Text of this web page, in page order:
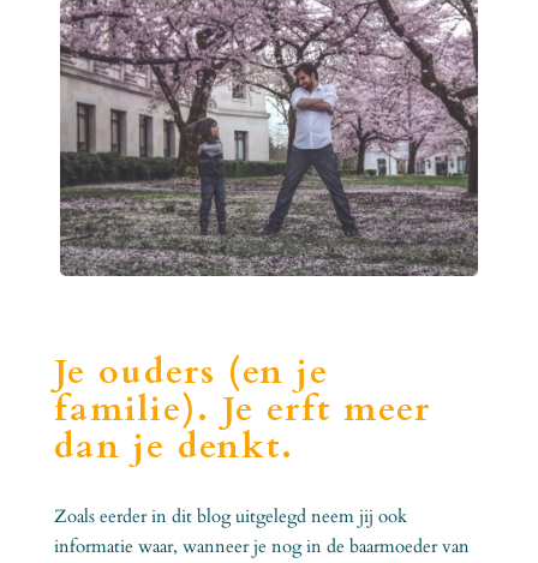
Je ouders (en je
familie). Je erft meer
dan je denkt.
Zoals eerder in dit blog uitgelegd neem jij ook
informatie waar, wanneer je nog in de baarmoeder van